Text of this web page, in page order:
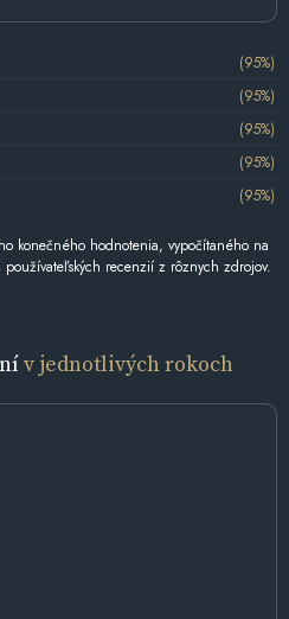
(95%)
(95%)
(95%)
(95%)
(95%)
konečného hodnotenia, vypočítaného na
recenzií z rôznych zdrojov.
v jednotlivých rokoch